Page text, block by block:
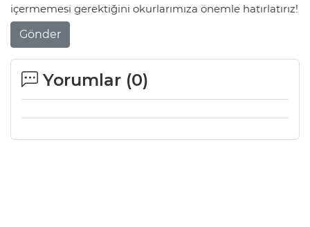
içermemesi gerektiğini okurlarımıza önemle hatırlatırız!
Gönder
Yorumlar (0)